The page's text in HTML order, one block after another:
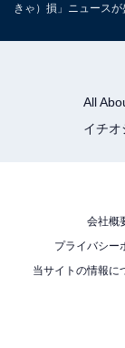
きゃ）損」ニュースが
All
イチオ
会社概
プライバシー
当サイトの情報に